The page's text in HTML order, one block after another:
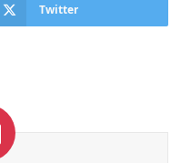
Twitter